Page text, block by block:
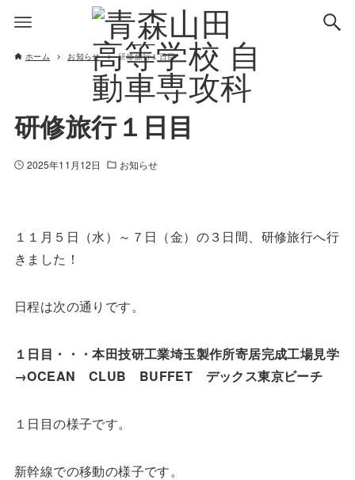
ホーム お知らせ 研修旅行１日目
研修旅行１日目
2025年11月12日 お知らせ
１１月５日（水）～７日（金）の３日間、研修旅行へ行
きました！
日程は次の通りです。
１日目・・・本田技研工業埼玉製作所寄居完成工場見学
→OCEAN CLUB BUFFET デックス東京ビーチ
１日目の様子です。
新幹線での移動の様子です。